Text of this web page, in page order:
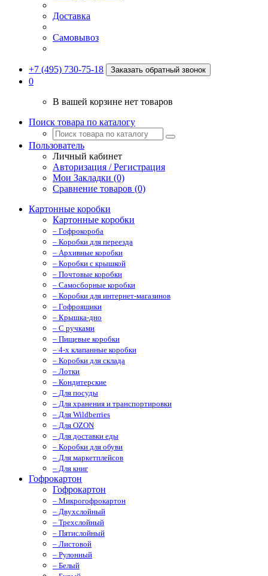
Доставка
Самовывоз
+7 (495) 730-75-18 Заказать обратный звонок
0
В вашей корзине нет товаров
Поиск товара по каталогу
Пользователь
Личный кабинет
Авторизация / Регистрация
Мои Закладки (0)
Сравнение товаров (0)
Картонные коробки
Картонные коробки
– Гофрокороба
– Коробки для переезда
– Архивные коробки
– Коробки с крышкой
– Почтовые коробки
– Самосборные коробки
– Коробки для интернет-магазинов
– Гофроящики
– Крышка-дно
– С ручками
– Пищевые коробки
– 4-х клапанные коробки
– Коробки для склада
– Лотки
– Кондитерские
– Для посуды
– Для хранения и транспортировки
– Для Wildberries
– Для OZON
– Для доставки еды
– Коробки для обуви
– Для маркетплейсов
– Для книг
Гофрокартон
Гофрокартон
– Микрогофрокартон
– Двухслойный
– Трехслойный
– Пятислойный
– Листовой
– Рулонный
– Белый